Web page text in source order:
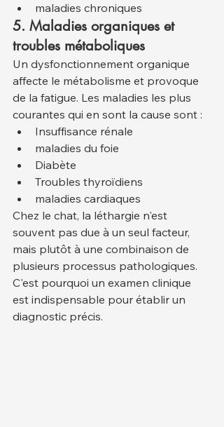
maladies chroniques
5. Maladies organiques et
troubles métaboliques
Un dysfonctionnement organique
affecte le métabolisme et provoque
de la fatigue. Les maladies les plus
courantes qui en sont la cause sont :
Insuffisance rénale
maladies du foie
Diabète
Troubles thyroïdiens
maladies cardiaques
Chez le chat, la léthargie n'est
souvent pas due à un seul facteur,
mais plutôt à une combinaison de
plusieurs processus pathologiques.
C'est pourquoi un examen clinique
est indispensable pour établir un
diagnostic précis.